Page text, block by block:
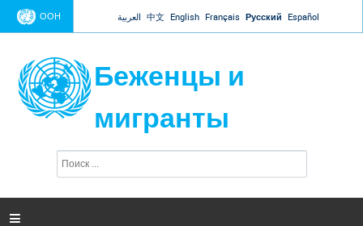
Jump to navigation
ООН العربية 中文 English Français Русский Español
Беженцы и
мигранты
и
